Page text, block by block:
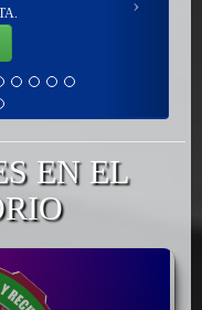
EN EL